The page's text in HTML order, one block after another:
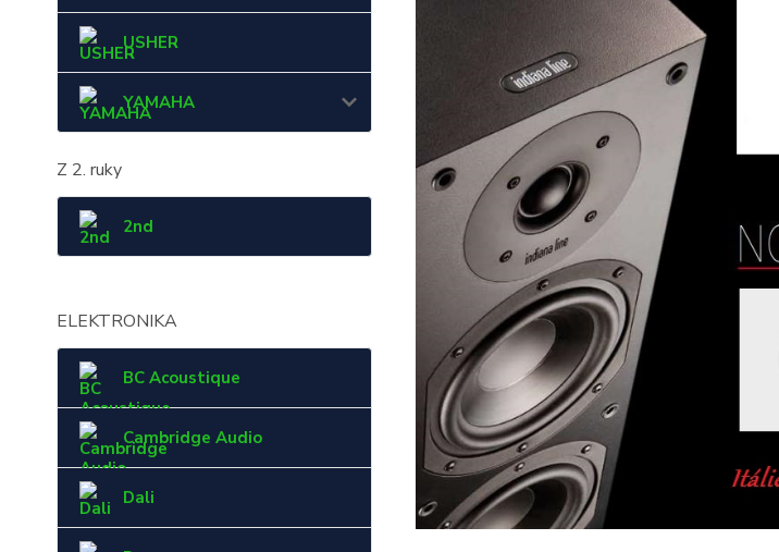
USHER
YAMAHA
Z 2. ruky
2nd
ELEKTRONIKA
BC Acoustique
Cambridge Audio
Dali